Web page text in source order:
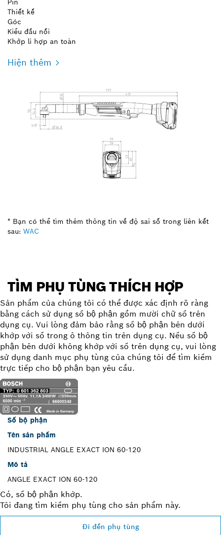
Pin
Thiết kế
Góc
Kiểu đầu nối
Khớp li hợp an toàn
Hiện thêm
* Bạn có thể tìm thêm thông tin về độ sai số trong liên kết
sau: WAC
TÌM PHỤ TÙNG THÍCH HỢP
Sản phẩm của chúng tôi có thể được xác định rõ ràng
bằng cách sử dụng số bộ phận gồm mười chữ số trên
dụng cụ. Vui lòng đảm bảo rằng số bộ phận bên dưới
khớp với số trong ô thông tin trên dụng cụ. Nếu số bộ
phận bên dưới không khớp với số trên dụng cụ, vui lòng
sử dụng danh mục phụ tùng của chúng tôi để tìm kiếm
trực tiếp cho bộ phận bạn yêu cầu.
Số bộ phận
Tên sản phẩm
INDUSTRIAL ANGLE EXACT ION 60-120
Mô tả
ANGLE EXACT ION 60-120
Có, số bộ phận khớp.
Tôi đang tìm kiếm phụ tùng cho sản phẩm này.
Đi đến phụ tùng